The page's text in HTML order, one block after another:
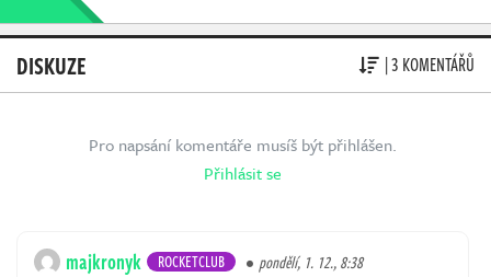
DISKUZE | 3 KOMENTÁŘŮ
Pro napsání komentáře musíš být přihlášen.
Přihlásit se
majkronyk ROCKETCLUB pondělí, 1. 12., 8:38